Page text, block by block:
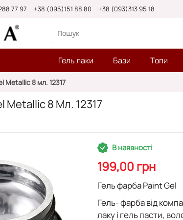
77 97 +38 (095)151 88 80 +38 (093)313 95 18
Гель лаки Бази Топи
Metallic 8 мл. 12317
Metallic 8 Мл. 12317
В наявності
199,00 грн
Гель фарба Paint Gel
Гель- фарба від
лаку і гель пасти,